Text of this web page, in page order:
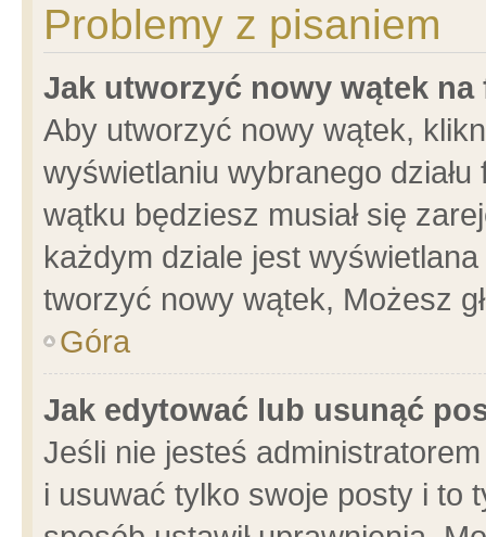
Problemy z pisaniem
Jak utworzyć nowy wątek na
Aby utworzyć nowy wątek,
wyświetlaniu wybranego
wątku będziesz musiał się
każdym dziale jest
tworzyć nowy wątek, Możesz
Góra
Jak edytować lub usunąć
Jeśli nie jesteś
i usuwać tylko swoje posty i to